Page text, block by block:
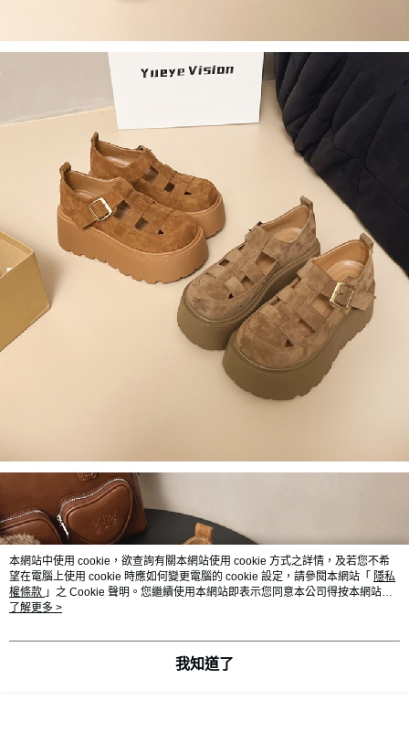
本網站中使用 cookie，欲查詢有關本網站使用 cookie 方式之詳情，及若您不希
望在電腦上使用 cookie 時應如何變更電腦的 cookie 設定，請參閱本網站「 隱私
權條款 」之 Cookie 聲明。您繼續使用本網站即表示您同意本公司得按本網站使
用條款之 Cookie 聲明使用 cookie。
了解更多 >
我知道了